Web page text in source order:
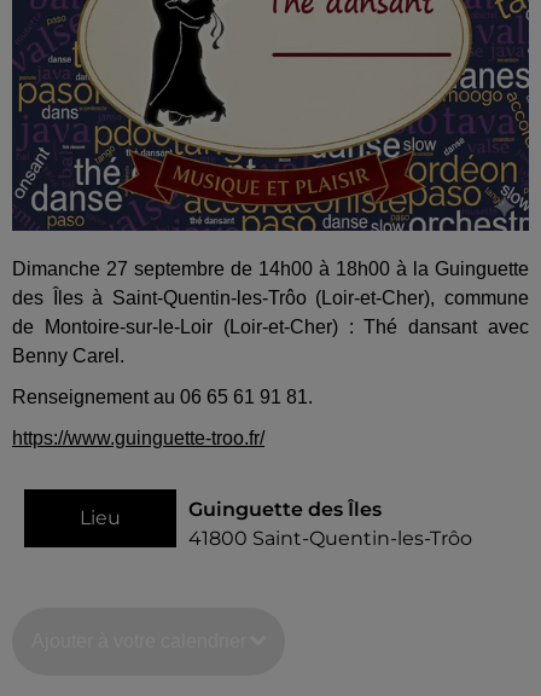
Dimanche 27 septembre de 14h00 à 18h00 à la Guinguette
des Îles à Saint-Quentin-les-Trôo (Loir-et-Cher), commune
de Montoire-sur-le-Loir (Loir-et-Cher) : Thé dansant avec
Benny Carel.
Renseignement au 06 65 61 91 81.
https://www.guinguette-troo.fr/
Lieu
Guinguette des Îles
41800 Saint-Quentin-les-Trôo